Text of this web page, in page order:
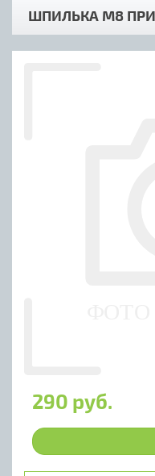
ШПИЛЬКА М8
290 руб.